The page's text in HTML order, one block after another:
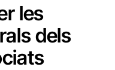
les
dels